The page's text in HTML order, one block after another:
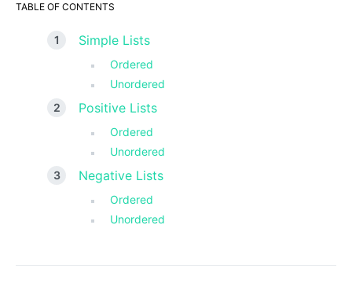
TABLE OF CONTENTS
Simple Lists
Ordered
Unordered
Positive Lists
Ordered
Unordered
Negative Lists
Ordered
Unordered